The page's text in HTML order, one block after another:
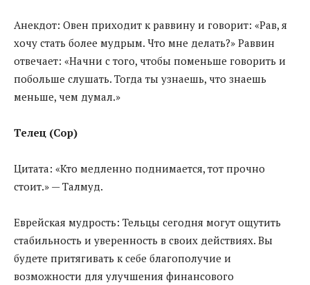
Анекдот: Овен приходит к раввину и говорит: «Рав, я
хочу стать более мудрым. Что мне делать?» Раввин
отвечает: «Начни с того, чтобы поменьше говорить и
побольше слушать. Тогда ты узнаешь, что знаешь
меньше, чем думал.»
Телец (Сор)
Цитата: «Кто медленно поднимается, тот прочно
стоит.» — Талмуд.
Еврейская мудрость: Тельцы сегодня могут ощутить
стабильность и уверенность в своих действиях. Вы
будете притягивать к себе благополучие и
возможности для улучшения финансового